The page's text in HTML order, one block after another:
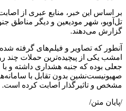
بر اساس این خبر، منابع عبری از
تل‌آویو، شهر مودیعین و دیگر مناطق
گزارش می‌دهند.
آنطور که تصاویر و فیلم‌های گرفته
امشب یکی از پیچیده‌ترین حملات چند
جعلی بوده که جنبه هشداری داشته و
صهیونیست‌نشین بدون تقابل با
مشخص و تاثیرگذار اصابت کرده است.
/پایان متن/